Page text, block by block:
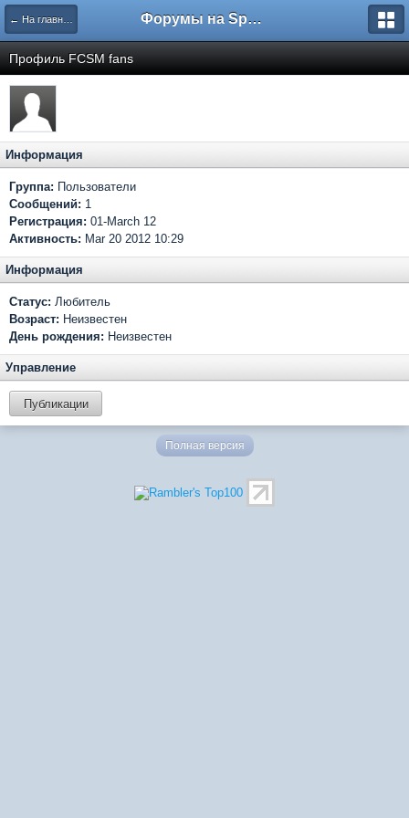
← На главную Форумы на Sportbox.ru
Профиль FCSM fans
Информация
Группа: Пользователи
Сообщений: 1
Регистрация: 01-March 12
Активность: Mar 20 2012 10:29
Информация
Статус: Любитель
Возраст: Неизвестен
День рождения: Неизвестен
Управление
Публикации
Полная версия